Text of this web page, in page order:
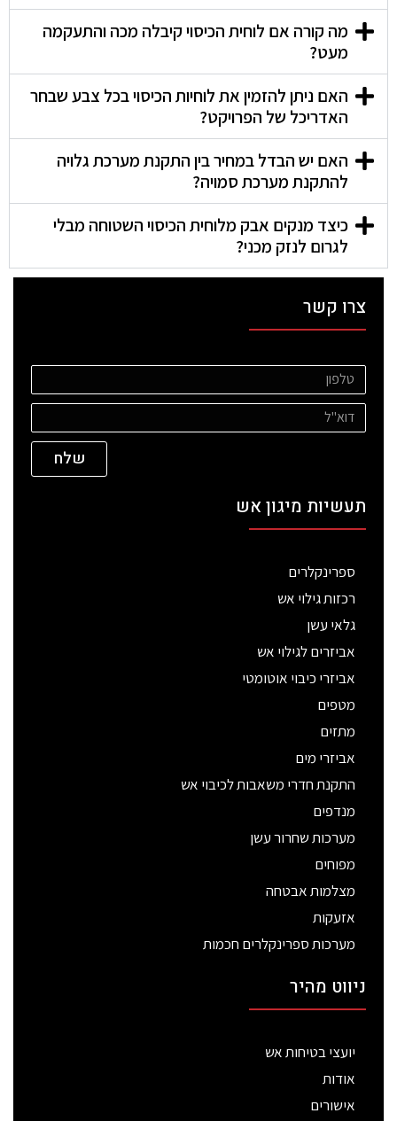
מה קורה אם לוחית הכיסוי קיבלה מכה והתעקמה
מעט?
האם ניתן להזמין את לוחיות הכיסוי בכל צבע שבחר
האדריכל של הפרויקט?
האם יש הבדל במחיר בין התקנת מערכת גלויה
להתקנת מערכת סמויה?
כיצד מנקים אבק מלוחית הכיסוי השטוחה מבלי
לגרום לנזק מכני?
צרו קשר
שלח
תעשיות מיגון אש
ספרינקלרים
רכזות גילוי אש
גלאי עשן
אביזרים לגילוי אש
אביזרי כיבוי אוטומטי
מטפים
מתזים
אביזרי מים
התקנת חדרי משאבות לכיבוי אש
מנדפים
מערכות שחרור עשן
מפוחים
מצלמות אבטחה
אזעקות
מערכות ספרינקלרים חכמות
ניווט מהיר
יועצי בטיחות אש
אודות
אישורים